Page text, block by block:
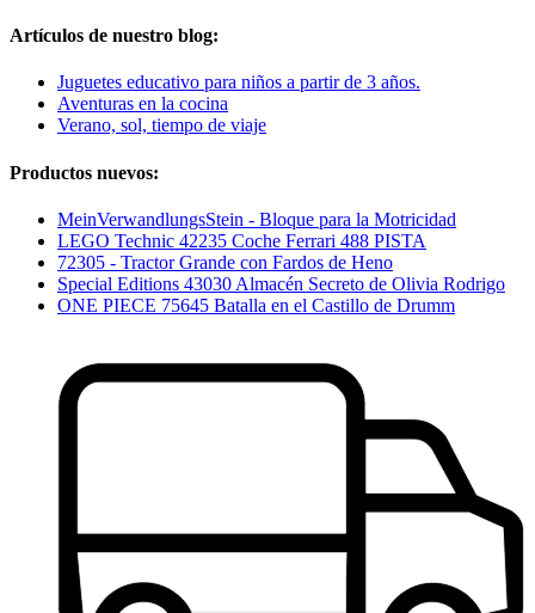
Artículos de nuestro blog:
Juguetes educativo para niños a partir de 3 años.
Aventuras en la cocina
Verano, sol, tiempo de viaje
Productos nuevos:
MeinVerwandlungsStein - Bloque para la Motricidad
LEGO Technic 42235 Coche Ferrari 488 PISTA
72305 - Tractor Grande con Fardos de Heno
Special Editions 43030 Almacén Secreto de Olivia Rodrigo
ONE PIECE 75645 Batalla en el Castillo de Drumm